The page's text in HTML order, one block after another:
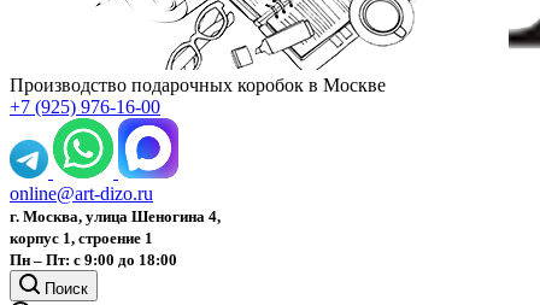
Производство подарочных коробок в Москве
+7 (925) 976-16-00
online@art-dizo.ru
г. Москва, улица Шеногина 4,
корпус 1, строение 1
Пн – Пт: с 9:00 до 18:00
Поиск